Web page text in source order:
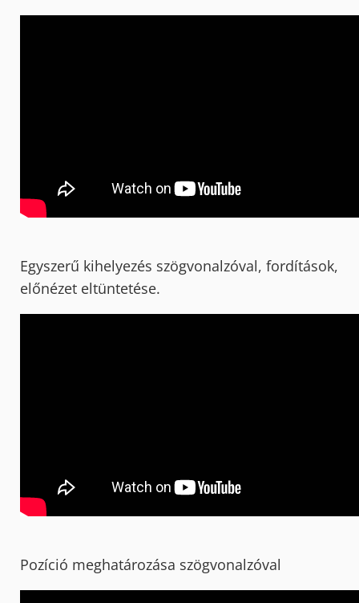
Egyszerű kihelyezés szögvonalzóval, fordítások,
előnézet eltüntetése.
Pozíció meghatározása szögvonalzóval